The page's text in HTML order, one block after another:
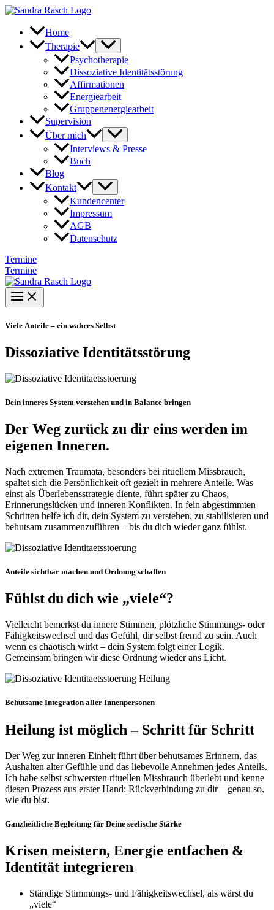
Zum
springen
Home
Therapie
Psychotherapie
Dissoziative Identitätsstörung
Affirmationen
Energiearbeit
Gruppenenergiearbeit
Supervision
Über mich
Interviews & Presse
Buch
Blog
Kontakt
Kundencenter
Impressum
AGB
Datenschutz
Termine
Termine
Viele Anteile – ein wahres Selbst
Dissoziative Identitätsstörung
Dein inneres System verstehen und in Balance bringen
Der Weg zurück zu dir eins werden im
eigenen Inneren.
Nach extremen Traumata, besonders bei rituellem Missbrauch,
spaltet sich die Persönlichkeit oft gezielt in mehrere Anteile. Was
einst als Überlebensstrategie diente, führt später zu Chaos,
Erinnerungslücken und inneren Konflikten. In fein abgestimmten
Schritten helfe ich dir, dein System zu verstehen, zu stabilisieren und
behutsam zusammenzuführen – bis du dich wieder ganz fühlst.
Anteile sichtbar machen und Ordnung schaffen
Fühlst du dich wie „viele“?
Vielleicht bemerkst du innere Stimmen, plötzliche Stimmungs‑ oder
Fähigkeitswechsel und das Gefühl, dir selbst fremd zu sein. Auch
wenn es chaotisch wirkt – dein System folgt einer Logik.
Gemeinsam bringen wir diese Ordnung wieder ans Licht.
Behutsame Integration aller Innenpersonen
Heilung ist möglich – Schritt für Schritt
Der Weg zur inneren Einheit führt über behutsames Erinnern, das
Aushalten alter Gefühle und das liebevolle Annehmen jedes Anteils.
Ich habe selbst schwersten rituellen Missbrauch überlebt und kenne
diesen Prozess aus erster Hand: Rückverbindung zu dir – genau so,
wie du bist.
Ganzheitliche Begleitung für Deine seelische Stärke
Krisen meistern, Energie entfachen &
Identität integrieren
Ständige Stimmungs‑ und Fähigkeitswechsel, als wärst du
„viele“